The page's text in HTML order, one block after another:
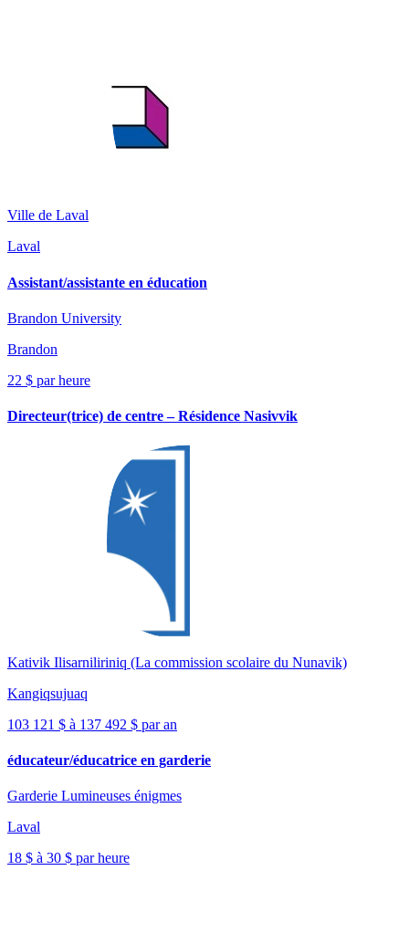
Ville de Laval
Laval
Assistant/assistante en éducation
Brandon University
Brandon
22 $ par heure
Directeur(trice) de centre – Résidence Nasivvik
Kativik Ilisarniliriniq (La commission scolaire du Nunavik)
Kangiqsujuaq
103 121 $ à 137 492 $ par an
éducateur/éducatrice en garderie
Garderie Lumineuses énigmes
Laval
18 $ à 30 $ par heure